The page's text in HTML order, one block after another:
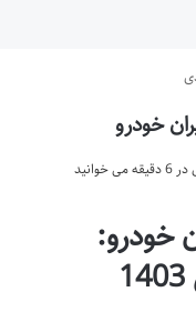
خودرو
خودرو: